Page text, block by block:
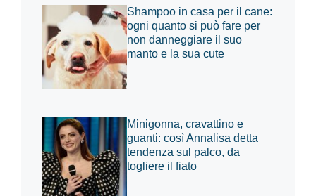
Shampoo in casa per il cane:
ogni quanto si può fare per
non danneggiare il suo
manto e la sua cute
Minigonna, cravattino e
guanti: così Annalisa detta
tendenza sul palco, da
togliere il fiato